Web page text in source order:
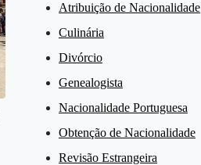
Atribuição de Nacionalidade
Culinária
Divórcio
Genealogista
Nacionalidade Portuguesa
Obtenção de Nacionalidade
Revisão Estrangeira